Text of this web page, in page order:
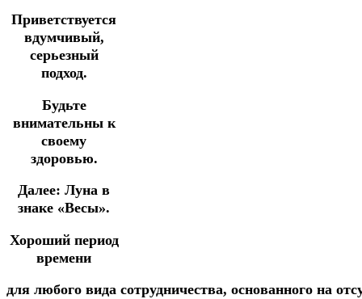
Приветствуется
вдумчивый,
серьезный
подход.
Будьте
внимательны к
своему
здоровью.
Далее: Луна в
знаке «Весы».
Хороший период
времени
для любого вида сотрудничества, основанного на